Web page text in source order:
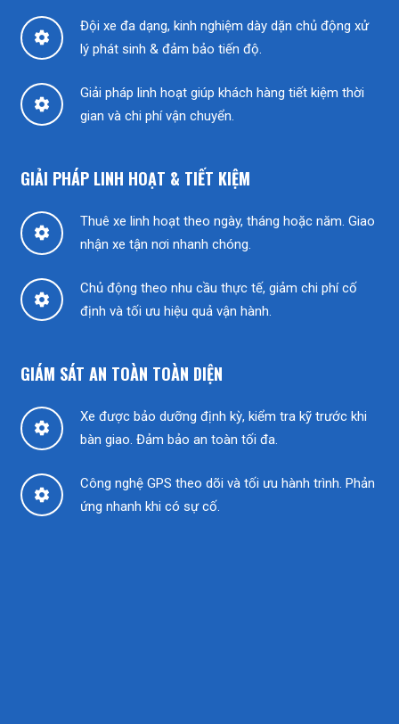
settings
Đội xe đa dạng, kinh nghiệm dày dặn chủ động xử
lý phát sinh & đảm bảo tiến độ.
settings
Giải pháp linh hoạt giúp khách hàng tiết kiệm thời
gian và chi phí vận chuyển.
GIẢI PHÁP LINH HOẠT & TIẾT KIỆM
settings
Thuê xe linh hoạt theo ngày, tháng hoặc năm. Giao
nhận xe tận nơi nhanh chóng.
settings
Chủ động theo nhu cầu thực tế, giảm chi phí cố
định và tối ưu hiệu quả vận hành.
GIÁM SÁT AN TOÀN TOÀN DIỆN
settings
Xe được bảo dưỡng định kỳ, kiểm tra kỹ trước khi
bàn giao. Đảm bảo an toàn tối đa.
settings
Công nghệ GPS theo dõi và tối ưu hành trình. Phản
ứng nhanh khi có sự cố.